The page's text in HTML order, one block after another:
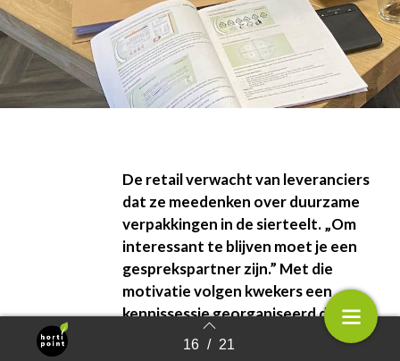
Terug naar overzicht 16 / 21
De retail verwacht van leveranciers
dat ze meedenken over duurzame
verpakkingen in de sierteelt. „Om
interessant te blijven moet je een
gesprekspartner zijn.” Met die
motivatie volgen kwekers een
kennissessie georganiseerd door
verpakkingsspecialist Koen Pack in